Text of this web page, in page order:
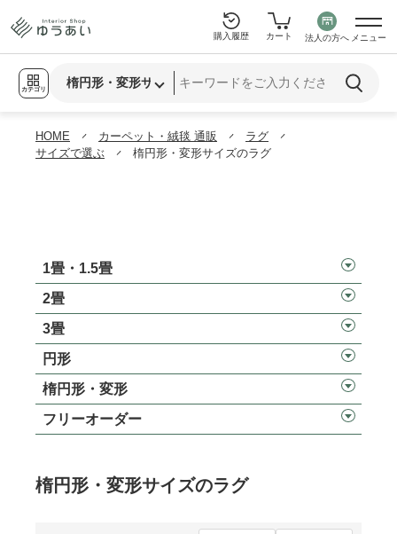
カテゴリ
購入履歴 カート 法人の方へ メニュー
HOME カーペット・絨毯 通販
ラグ
サイズで選ぶ
楕円形・変形サイズのラグ
1畳・1.5畳
2畳
3畳
円形
楕円形・変形
フリーオーダー
楕円形・変形サイズのラグ